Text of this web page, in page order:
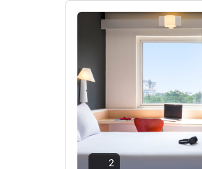
Visualizza dettagli
2